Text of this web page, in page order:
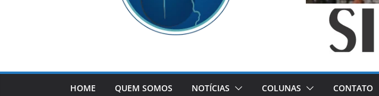
HOME QUEM SOMOS NOTÍCIAS COLUNAS CONTATO